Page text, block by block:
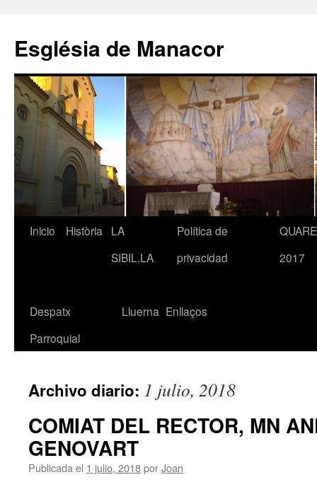
contenido
Església de Manacor
Inicio Història
LA
SIBIL.LA
Política de
privacidad
2017
Despatx
Parroquial
Lluerna Enllaços
Archivo diario: 1 julio, 2018
COMIAT DEL RECTOR, MN
GENOVART
Publicada el 1 julio, 2018porJoan